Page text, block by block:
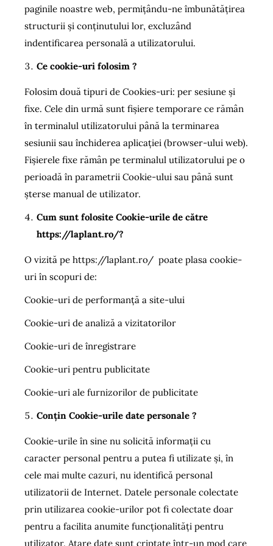
paginile noastre web, permițându-ne îmbunătățirea
structurii și conținutului lor, excluzând
indentificarea personală a utilizatorului.
Ce cookie-uri folosim ?
Folosim două tipuri de Cookies-uri: per sesiune și
fixe. Cele din urmă sunt fișiere temporare ce rămân
în terminalul utilizatorului până la terminarea
sesiunii sau închiderea aplicației (browser-ului web).
Fișierele fixe rămân pe terminalul utilizatorului pe o
perioadă în parametrii Cookie-ului sau până sunt
șterse manual de utilizator.
Cum sunt folosite Cookie-urile de către
https://laplant.ro/?
O vizită pe https://laplant.ro/ poate plasa cookie-
uri în scopuri de:
Cookie-uri de performanţă a site-ului
Cookie-uri de analiză a vizitatorilor
Cookie-uri de înregistrare
Cookie-uri pentru publicitate
Cookie-uri ale furnizorilor de publicitate
Conțin Cookie-urile date personale ?
Cookie-urile în sine nu solicită informaţii cu
caracter personal pentru a putea fi utilizate şi, în
cele mai multe cazuri, nu identifică personal
utilizatorii de Internet. Datele personale colectate
prin utilizarea cookie-urilor pot fi colectate doar
pentru a facilita anumite funcţionalităţi pentru
utilizator. Atare date sunt criptate într-un mod care